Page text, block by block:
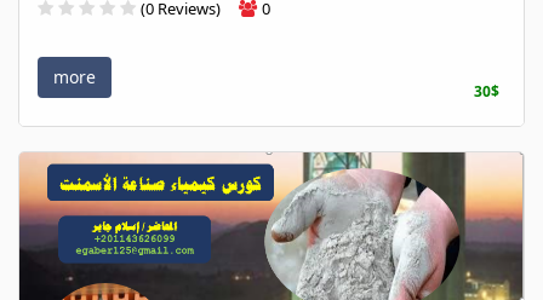
(0 Reviews) 0
more
30$